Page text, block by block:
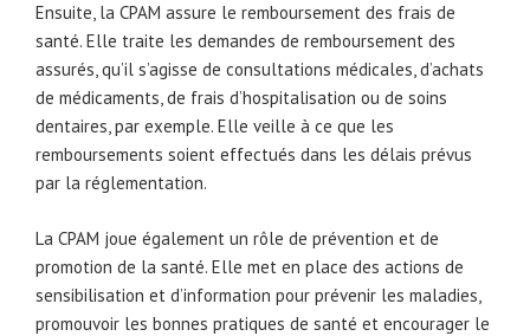
Ensuite, la CPAM assure le remboursement des frais de
santé. Elle traite les demandes de remboursement des
assurés, qu’il s’agisse de consultations médicales, d’achats
de médicaments, de frais d’hospitalisation ou de soins
dentaires, par exemple. Elle veille à ce que les
remboursements soient effectués dans les délais prévus
par la réglementation.
La CPAM joue également un rôle de prévention et de
promotion de la santé. Elle met en place des actions de
sensibilisation et d’information pour prévenir les maladies,
promouvoir les bonnes pratiques de santé et encourager le